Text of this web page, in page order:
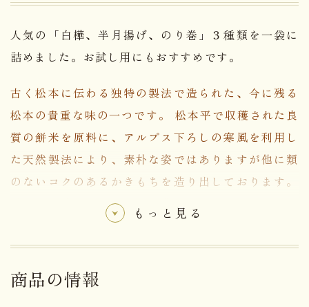
人気の「白樺、半月揚げ、のり巻」３種類を一袋に
詰めました。お試し用にもおすすめです。
古く松本に伝わる独特の製法で造られた、今に残る
松本の貴重な味の一つです。 松本平で収穫された良
質の餅米を原料に、アルプス下ろしの寒風を利用し
た天然製法により、素朴な姿ではありますが他に類
のないコクのあるかきもちを造り出しております。
厳しい自然相手の辛い手作業のため、今日この手法
を守る者は一，二人の職人のみとなってしまいまし
た。 生産が限られており、時々品切れをおこします
が、ご理解下さい。
もっと見る
商品の情報